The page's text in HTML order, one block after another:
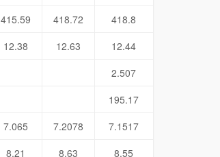
415.59 418.72
418.8
12.38 12.63
12.44
2.507
195.17
7.065 7.2078
7.1517
8.21 8.63
8.55